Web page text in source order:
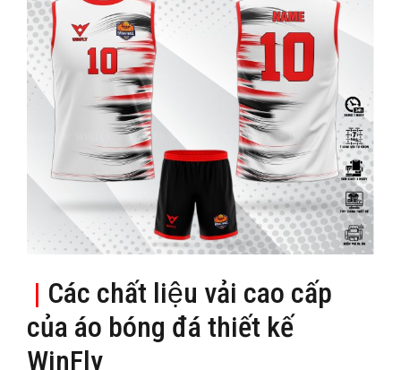
| Các chất liệu vải cao cấp
của áo bóng đá thiết kế
WinFly